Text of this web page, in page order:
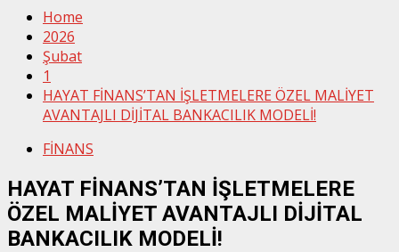
Home
2026
Şubat
1
HAYAT FİNANS’TAN İŞLETMELERE ÖZEL MALİYET
AVANTAJLI DİJİTAL BANKACILIK MODELİ!
FİNANS
HAYAT FİNANS’TAN İŞLETMELERE
ÖZEL MALİYET AVANTAJLI DİJİTAL
BANKACILIK MODELİ!